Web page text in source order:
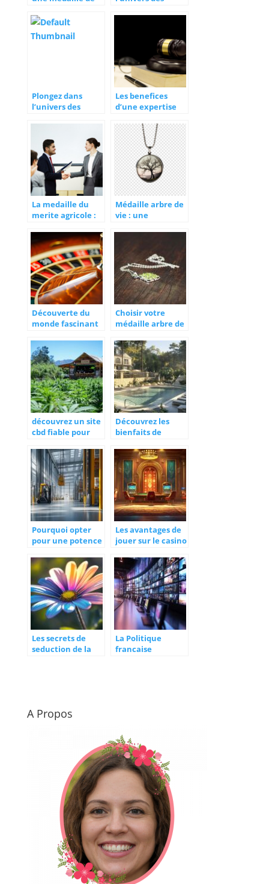
pour marquer ce
moment special
realite virtuelle
Plongez dans
l’univers des
roundme en
realite virtuelle
Les benefices
d’une expertise
votre entreprise
La medaille du
merite agricole :
d’excellence
Médaille arbre de
vie : une
Découverte du
monde fascinant
Choisir votre
médaille arbre de
connexion
spirituelle
profonde
découvrez un site
cbd fiable pour
biologiques et
légaux
Découvrez les
bienfaits de
Bagnoles de
l’Orne pour un
séjour détente
Pourquoi opter
pour une potence
optimiser la
manutention en
entreprise ?
Les avantages de
jouer sur le casino
Les secrets de
seduction de la
La Politique
francaise
A Propos